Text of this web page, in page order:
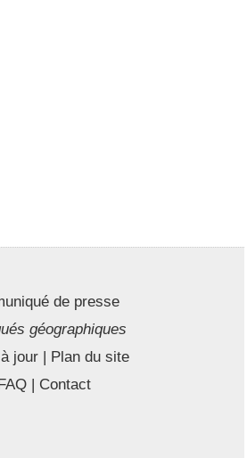
de presse
géographiques
jour | Plan du site
| Contact